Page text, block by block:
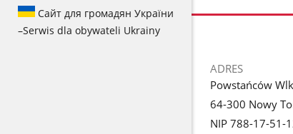
Сайт для громадян України
–Serwis dla obywateli Ukrainy
stopka
ADRES
Powstańców
64-300 Nowy
NIP 788-17-51-